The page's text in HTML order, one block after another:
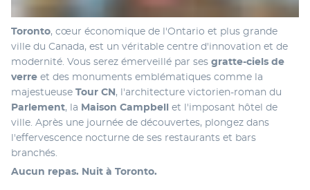
Toronto, cœur économique de l'Ontario et plus grande
ville du Canada, est un véritable centre d'innovation et de
modernité. Vous serez émerveillé par ses gratte-ciels de
verre et des monuments emblématiques comme la
majestueuse Tour CN
Parlement, la Maison Campbell
et l'imposant hôtel de
ville. Après une journée de découvertes, plongez dans
l'effervescence nocturne de ses restaurants et bars
branchés.
Aucun repas. Nuit à Toronto.